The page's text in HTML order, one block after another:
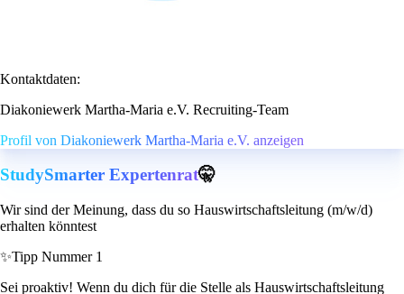
Kontaktdaten:
Diakoniewerk Martha-Maria e.V. Recruiting-Team
Profil von Diakoniewerk Martha-Maria e.V. anzeigen
StudySmarter Expertenrat🤫
Wir sind der Meinung, dass du so Hauswirtschaftsleitung (m/w/d)
erhalten könntest
✨Tipp Nummer 1
Sei proaktiv! Wenn du dich für die Stelle als Hauswirtschaftsleitung